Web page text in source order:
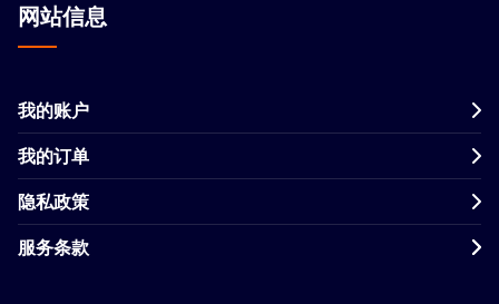
网站信息
我的账户
我的订单
隐私政策
服务条款